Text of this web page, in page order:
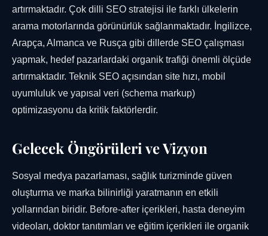
artırmaktadır. Çok dilli SEO stratejisi ile farklı ülkelerin
arama motorlarında görünürlük sağlanmaktadır. İngilizce,
Arapça, Almanca ve Rusça gibi dillerde SEO çalışması
yapmak, hedef pazarlardaki organik trafiği önemli ölçüde
artırmaktadır. Teknik SEO açısından site hızı, mobil
uyumluluk ve yapısal veri (schema markup)
optimizasyonu da kritik faktörlerdir.
Gelecek Öngörüleri ve Vizyon
Sosyal medya pazarlaması, sağlık turizminde güven
oluşturma ve marka bilinirliği yaratmanın en etkili
yollarından biridir. Before-after içerikleri, hasta deneyim
videoları, doktor tanıtımları ve eğitim içerikleri ile organik